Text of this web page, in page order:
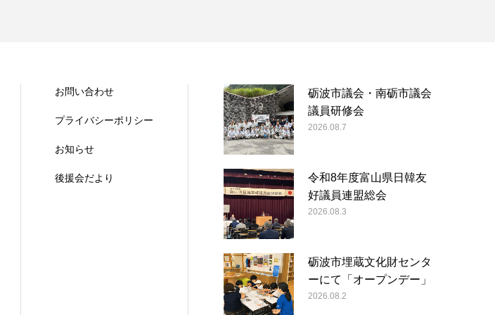
お問い合わせ
プライバシーポリシー
お知らせ
後援会だより
砺波市議会・南砺市議会
議員研修会
2026.08.7
令和8年度富山県日韓友
好議員連盟総会
2026.08.3
砺波市埋蔵文化財センタ
ーにて「オープンデー」
2026.08.2